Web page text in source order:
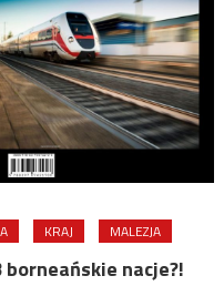
KRAJ MALEZJA
borneańskie nacje?!